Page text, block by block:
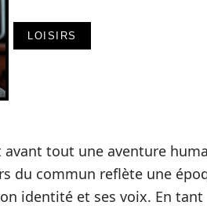
LOISIRS
avant tout une aventure
du commun reflète une
identité et ses voix. En tant